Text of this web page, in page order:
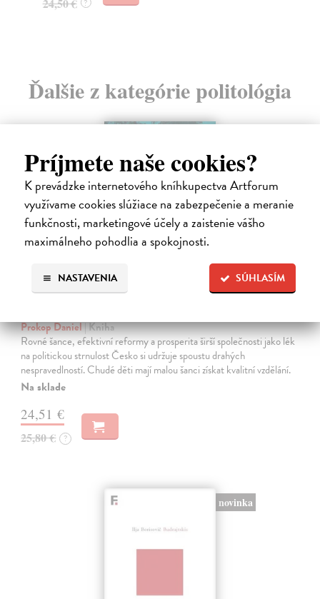
Príjmete naše cookies?
K prevádzke internetového kníhkupectva Artforum
využívame cookies slúžiace na zabezpečenie a meranie
funkčnosti, marketingové účely a zaistenie vášho
maximálneho pohodlia a spokojnosti.
SÚHLASÍM
NASTAVENIA
24,50 € ?
Ďalšie z kategórie politológia
Prokop Daniel| Kniha
Rovné šance, efektivní reformy a prosperita širší společnosti jako lék
na politickou strnulost Česko si udržuje spoustu drahých
nespravedlností. Chudé děti mají malou šanci získat kvalitní vzdělání.
Na sklade
24,51 €
25,80 € ?
novinka